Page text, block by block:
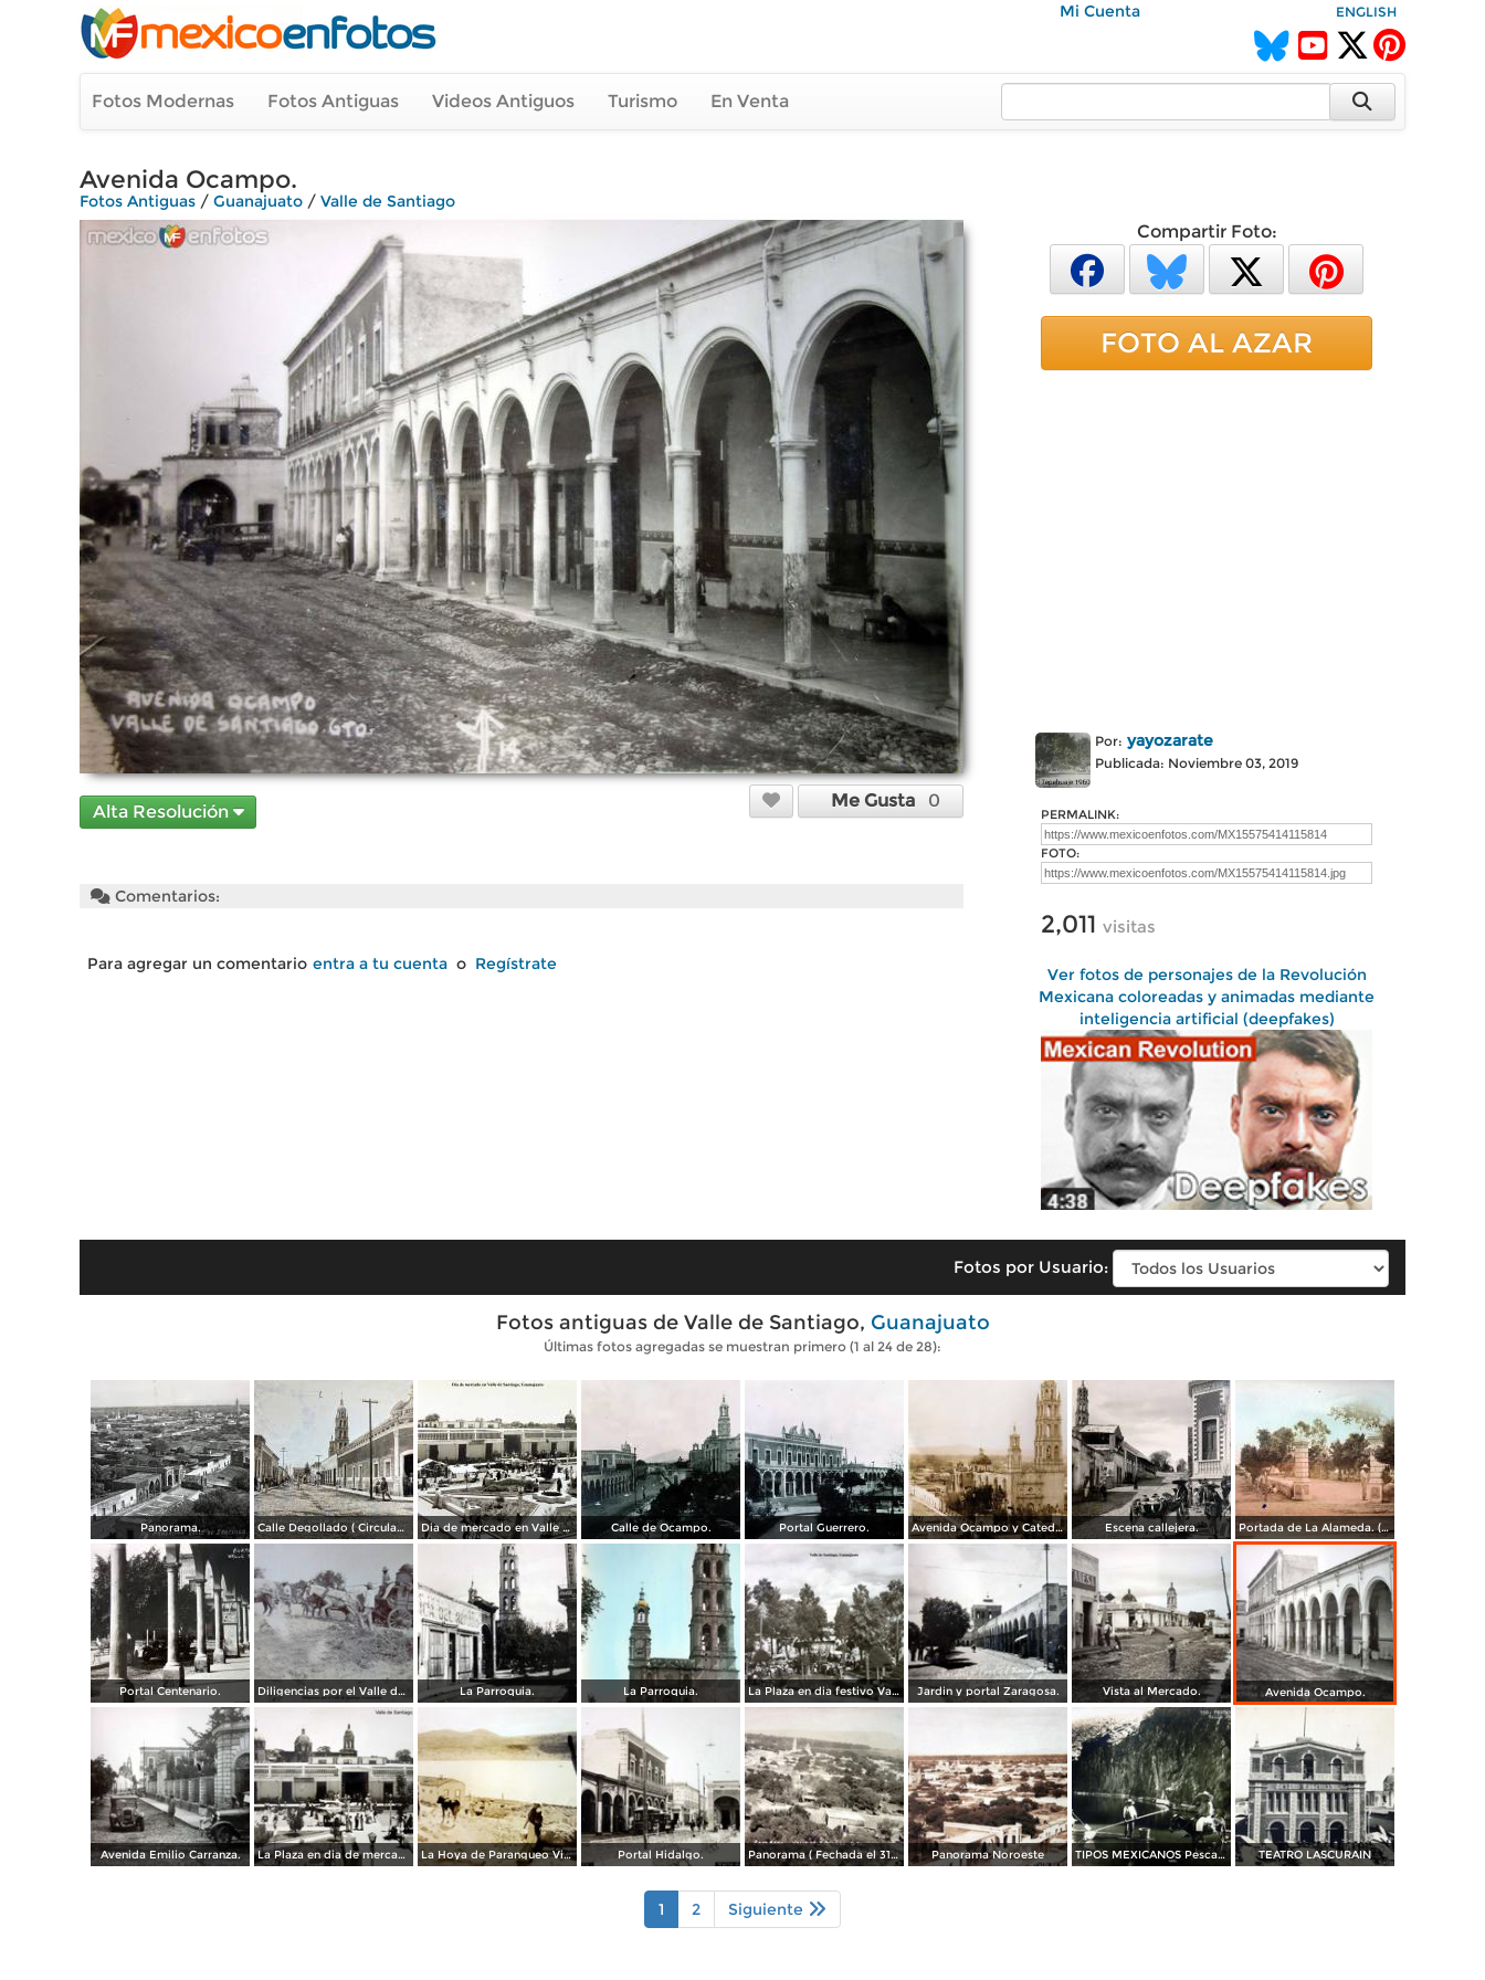
Mi Cuenta ENGLISH
Fotos Modernas Fotos Antiguas Videos Antiguos Turismo En Venta
Avenida Ocampo.
Fotos Antiguas / Guanajuato / Valle de Santiago
Alta Resolución
Me Gusta 0
Comentarios:
Para agregar un comentario entra a tu cuenta o Regístrate
Compartir Foto:
FOTO AL AZAR
Por: yayozarate
Publicada: Noviembre 03, 2019
PERMALINK:
FOTO:
2,011 visitas
Ver fotos de personajes de la Revolución
Mexicana coloreadas y animadas mediante
inteligencia artificial (deepfakes)
Fotos por Usuario:
Fotos antiguas de Valle de Santiago, Guanajuato
Últimas fotos agregadas se muestran primero (1 al 24 de 28):
Panorama. Calle Degollado ( Circulada el dia 2 de Enero de 1928 ) . Dia de mercado en Valle de Santiago, Guanajuato. Calle de Ocampo. Portal Guerrero. Avenida Ocampo y Catedral en Valle de Santiago, Guanajuato. ( Circulada el 18 de Abril de 1931 ). Escena callejera. Portada de La Alameda. ( Circulada el 23 de Mayo de 1948 ).
Portal Centenario. Diligencias por el Valle de Santiago, Guanajuato. La Parroquia. La Parroquia. La Plaza en dia festivo Valle de Santiago, Guanajuato. Jardin y portal Zaragosa. Vista al Mercado. Avenida Ocampo.
Avenida Emilio Carranza. La Plaza en dia de mercado Valle de Santiago, Guanajuato. La Hoya de Parangueo Viejo. Portal Hidalgo. Panorama ( Fechada el 31 de Enero de 1928 ). Panorama Noroeste TIPOS MEXICANOS Pescadores de Charal TEATRO LASCURAIN
1 2 Siguiente